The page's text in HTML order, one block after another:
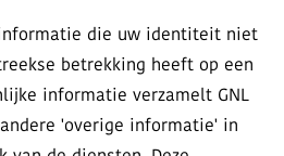
die uw identiteit niet
betrekking heeft op een
informatie verzamelt GNL
'overige informatie' in